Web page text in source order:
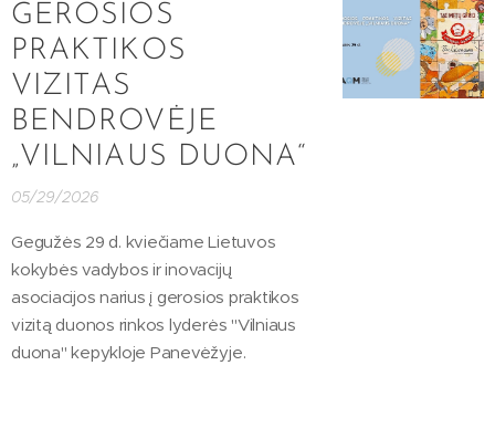
GEROSIOS
PRAKTIKOS
VIZITAS
BENDROVĖJE
„VILNIAUS DUONA“
05/29/2026
Gegužės 29 d. kviečiame Lietuvos
kokybės vadybos ir inovacijų
asociacijos narius į gerosios praktikos
vizitą duonos rinkos lyderės "Vilniaus
duona" kepykloje Panevėžyje.